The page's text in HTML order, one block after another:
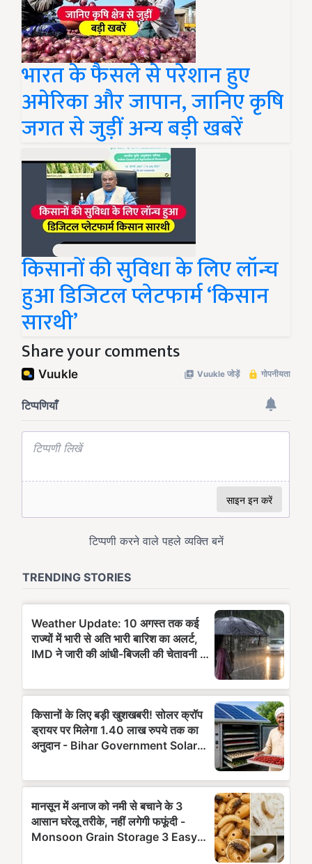
भारत के फैसले से परेशान हुए
अमेरिका और जापान, जानिए कृषि
जगत से जुड़ीं अन्य बड़ी खबरें
किसानों की सुविधा के लिए लॉन्च
हुआ डिजिटल प्लेटफार्म ‘किसान
सारथी’
Share your comments